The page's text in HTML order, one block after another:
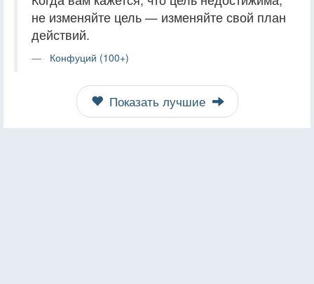
не изменяйте цель — изменяйте свой план
действий.
Конфуций (100+)
Показать лучшие